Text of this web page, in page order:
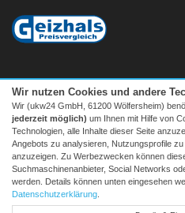
Facebook
Wir nutzen Cookies und andere
Wir (ukw24 GmbH, 61200 Wölfersheim)
jederzeit möglich) um Ihnen mit Hilfe von
Technologien, alle Inhalte dieser Seite
Angebots zu analysieren, Nutzungsprofile
anzuzeigen. Zu Werbezwecken können
Suchmaschinenanbieter, Social Networks
werden. Details können unten eingesehen
Datenschutzerklärung